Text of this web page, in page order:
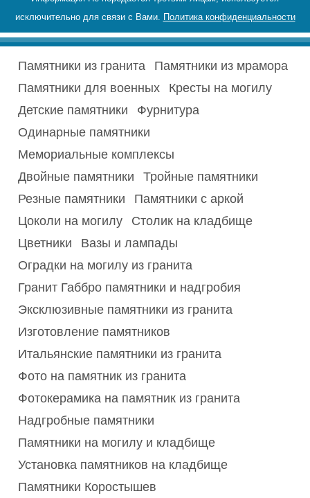
исключительно для связи с Вами. Политика конфиденциальности
Памятники из гранита
Памятники из мрамора
Памятники для военных
Кресты на могилу
Детские памятники
Фурнитура
Одинарные памятники
Мемориальные комплексы
Двойные памятники
Тройные памятники
Резные памятники
Памятники с аркой
Цоколи на могилу
Столик на кладбище
Цветники
Вазы и лампады
Оградки на могилу из гранита
Гранит Габбро памятники и надгробия
Эксклюзивные памятники из гранита
Изготовление памятников
Итальянские памятники из гранита
Фото на памятник из гранита
Фотокерамика на памятник из гранита
Надгробные памятники
Памятники на могилу и кладбище
Установка памятников на кладбище
Памятники Коростышев